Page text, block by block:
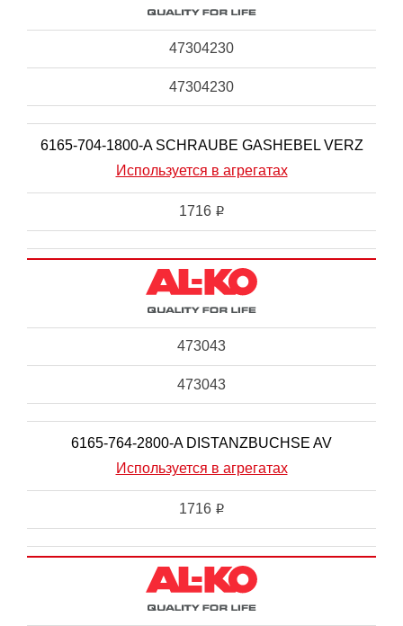
47304230
47304230
6165-704-1800-A SCHRAUBE GASHEBEL VERZ
Используется в агрегатах
1716 i
473043
473043
6165-764-2800-A DISTANZBUCHSE AV
Используется в агрегатах
1716 i